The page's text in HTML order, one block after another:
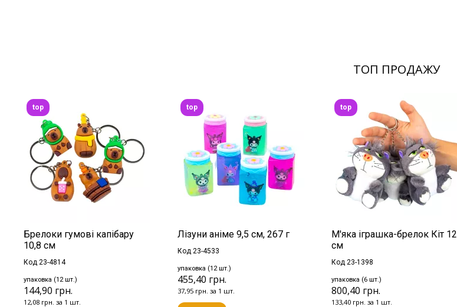
ТОП ПРОДАЖУ
Брелоки гумові капібару
10,8 см
Код 23-4814
упаковка (12 шт.)
144,90 грн.
12,08 грн. за 1 шт.
top
Лізуни аніме 9,5 см, 267 г
Код 23-4533
упаковка (12 шт.)
455,40 грн.
37,95 грн. за 1 шт.
top
М'яка іграшка-брелок Кіт 12
см
Код 23-1398
упаковка (6 шт.)
800,40 грн.
133,40 грн. за 1 шт.
top